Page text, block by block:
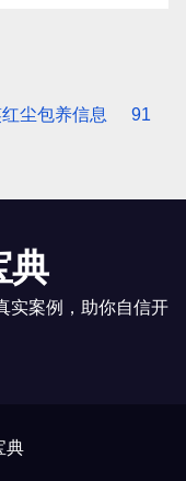
尘包养信息
91
典
实案例，助你自信开
典